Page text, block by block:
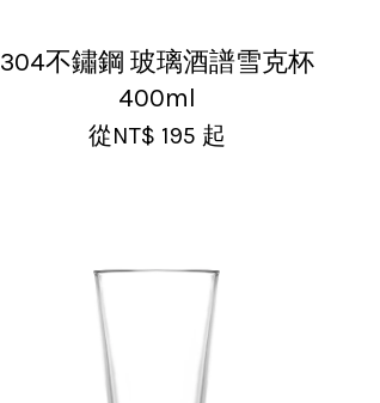
304不鏽鋼 玻璃酒譜雪克杯
400ml
從NT$ 195 起